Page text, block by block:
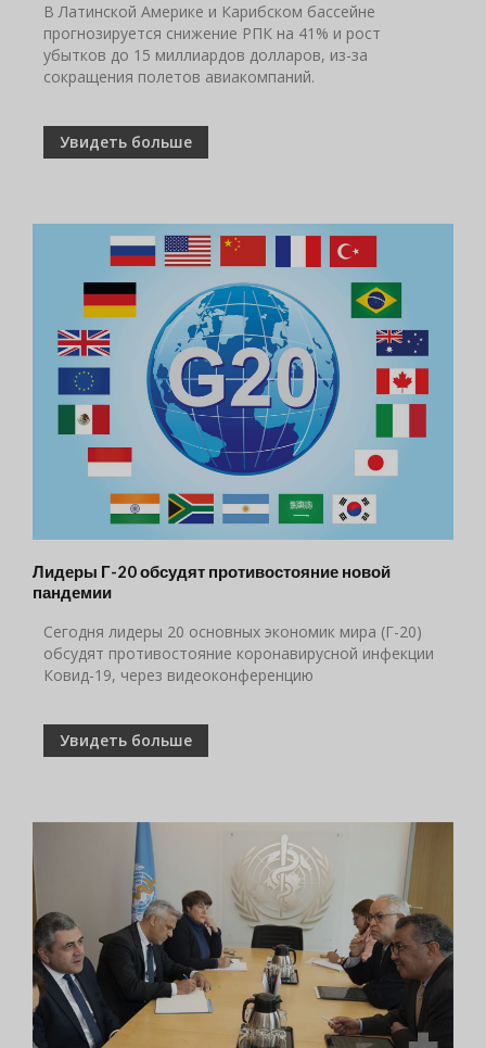
В Латинской Америке и Карибском бассейне
прогнозируется снижение РПК на 41% и рост
убытков до 15 миллиардов долларов, из-за
сокращения полетов авиакомпаний.
Увидеть больше
Лидеры Г-20 обсудят противостояние новой
пандемии
Сегодня лидеры 20 основных экономик мира (Г-20)
обсудят противостояние коронавирусной инфекции
Ковид-19, через видеоконференцию
Увидеть больше